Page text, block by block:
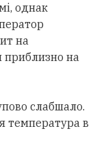
однак
на
приблизно на
слабшало.
температура в